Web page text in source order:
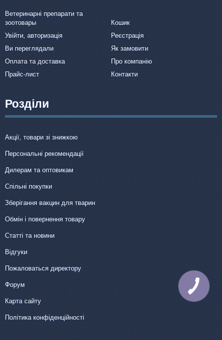
Ветеринарні препарати та
зоотовары
Кошик
Увійти, авторизація
Реєстрація
Ви переглядали
Як замовити
Оплата та доставка
Про компанію
Прайс-лист
Контакти
Розділи
Акції, товари зі знижкою
Персональні рекомендації
Дилерам та оптовикам
Спільні покупки
Зберігання вакцин для тварин
Обмін і повернення товару
Статті та новини
Відгуки
Пожаловаться директору
Форум
Карта сайту
Політика конфіденційності
КНОПКА
ЗВ'ЯЗКУ